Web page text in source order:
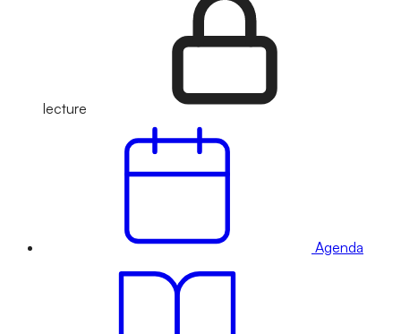
lecture
Agenda